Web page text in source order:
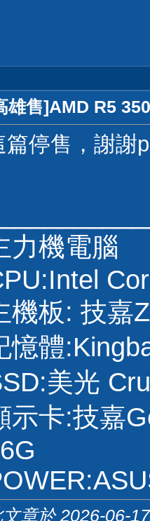
雄售]AMD R5
篇停售，謝謝
力機電腦
機板: 技嘉
憶體
美光
示卡:技嘉
文章於 2026-06-